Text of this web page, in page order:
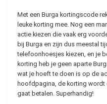
Met een Burga kortingscode
leuke korting mee. Nog een
actie kiezen die vaak erg
bij Burga en zijn dus meestal
telefoonhoesjes kiezen, en je
korting heb je geen aparte
wat je hoeft te doen is op de
hoofdpagina, de korting wordt
gaat betalen. Superhandig!